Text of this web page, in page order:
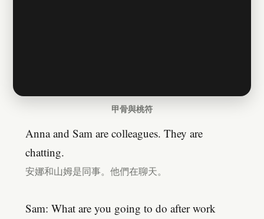
甲骨與桃符
Anna and Sam are colleagues. They are
chatting.
安娜和山姆是同事。他們在聊天。
Sam: What are you going to do after work